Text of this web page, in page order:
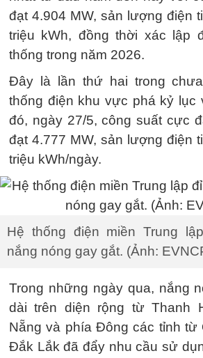
đạt 4.904 MW, sản lượng điện
triệu kWh, đồng thời xác lập
thống trong năm 2026.
Đây là lần thứ hai trong
thống điện khu vực phá kỷ lục
đó, ngày 27/5, công suất cực
đạt 4.777 MW, sản lượng điện
triệu kWh/ngày.
Hệ thống điện miền Trung
nắng nóng gay gắt. (Ảnh:
Trong những ngày qua, nắng
dài trên diện rộng từ Thanh
Nẵng và phía Đông các tỉnh từ
Đắk Lắk đã đẩy nhu cầu sử